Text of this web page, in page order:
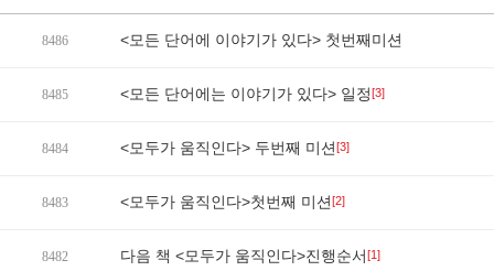
8486 <모든 단어에 이야기가 있다> 첫번째미션
8485 <모든 단어에는 이야기가 있다> 일정[3]
8484 <모두가 움직인다> 두번째 미션[3]
8483 <모두가 움직인다>첫번째 미션[2]
8482 다음 책 <모두가 움직인다>진행순서[1]